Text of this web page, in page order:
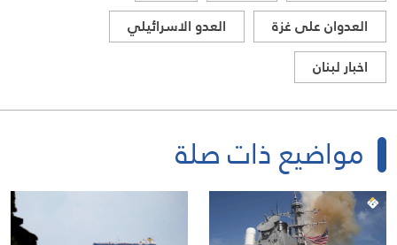
العدوان على غزة
العدو الاسرائيلي
اخبار لبنان
مواضيع ذات صلة